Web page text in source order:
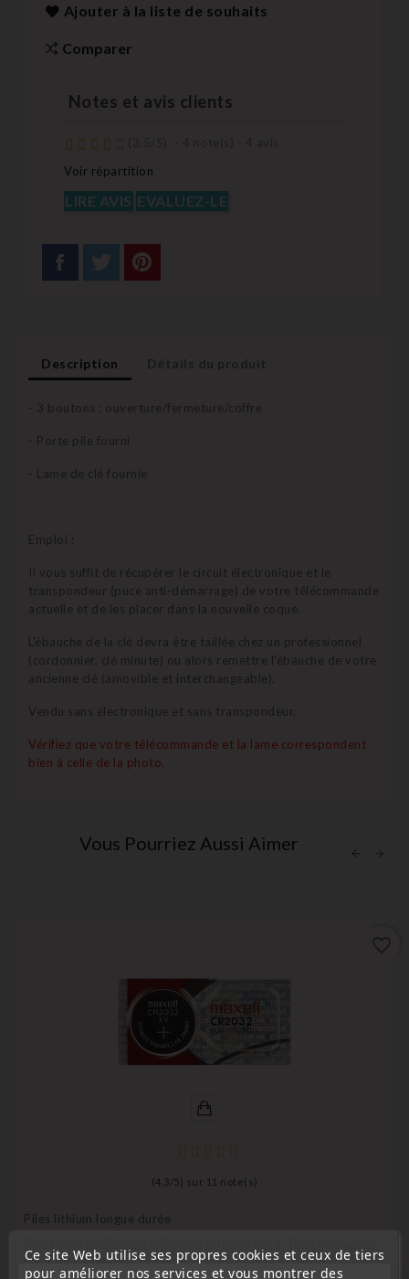
Ajouter à la liste de souhaits
Comparer
Notes et avis clients
Voir répartition
LIRE AVIS EVALUEZ-LE
Description
- 3 boutons : ouverture/fermeture/coffre
- Porte pile fourni
- Lame de clé fournie
Emploi :
Il vous suffit de récupérer le circuit électronique et le
transpondeur (puce anti-démarrage) de votre télécommande
actuelle et de les placer dans la nouvelle coque.
L'ébauche de la clé devra être taillée chez un professionnel
(cordonnier, clé minute) ou alors remettre l'ébauche de votre
ancienne clé (amovible et interchangeable).
Vendu sans électronique et sans transpondeur.
Vérifiez que votre télécommande et la lame correspondent
bien à celle de la photo.
Vous Pourriez Aussi Aimer
(4,3 / 5) sur 11 note(s)
Piles lithium longue durée
Clé Électronique
Ce site Web utilise ses propres cookies et ceux de tiers
pour améliorer nos services et vous montrer des